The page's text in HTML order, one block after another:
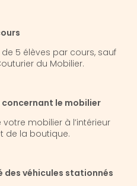
5 élèves par cours, sauf
du Mobilier.
concernant le mobilier
mobilier à l’intérieur
de la boutique.
des véhicules stationnés